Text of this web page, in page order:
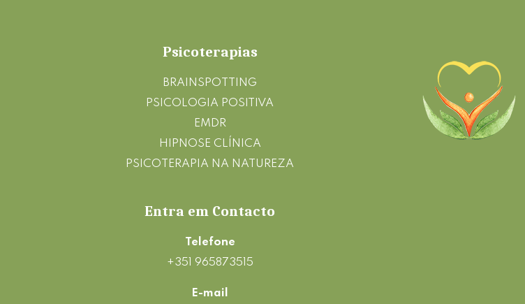
Psicoterapias
BRAINSPOTTING
PSICOLOGIA POSITIVA
EMDR
HIPNOSE CLÍNICA
PSICOTERAPIA NA NATUREZA
Entra em Contacto
Telefone
+351 965873515
E-mail